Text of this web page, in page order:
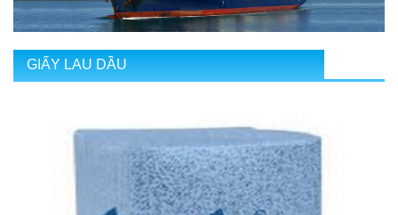
GIẤY LAU DẦU